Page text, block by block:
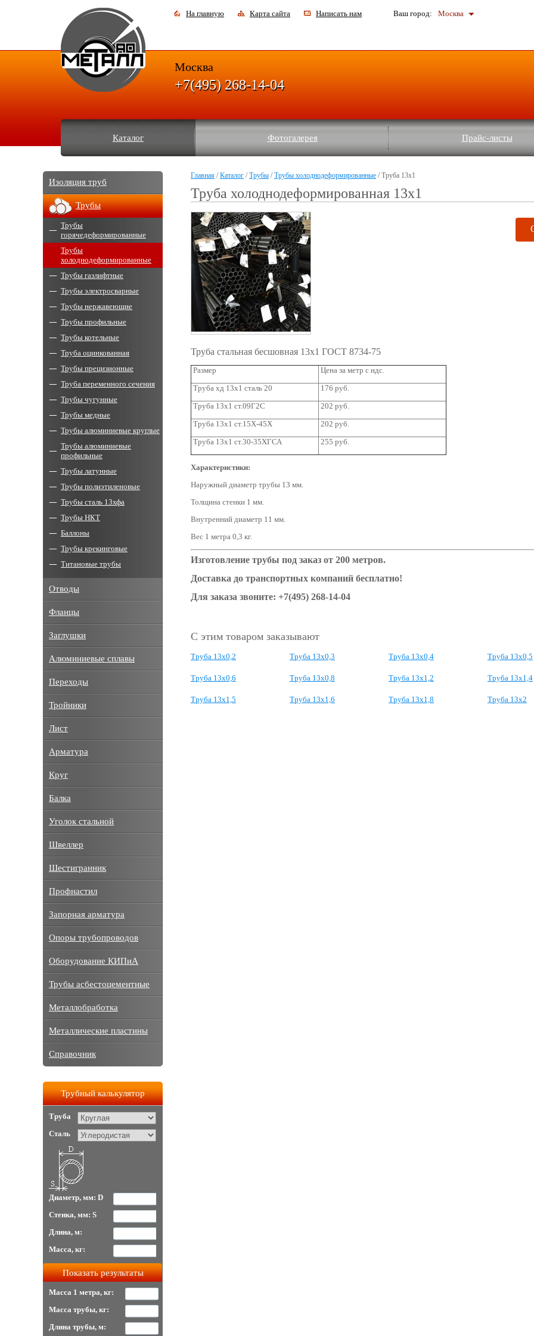
На главную Карта сайта Написать нам Ваш город: Москва
Каталог Фотогалерея Прайс-листы
Москва
+7(495) 268-14-04
Главная /Каталог /Трубы /Трубы холоднодеформированные / Труба 13х1
Труба холоднодеформированная 13х1
Труба стальная бесшовная 13х1 ГОСТ 8734-75
Размер
Цена за метр с ндс.
Труба хд 13х1 сталь 20
176 руб.
Труба 13х1 ст.09Г2С
202 руб.
Труба 13х1 ст.15Х-45Х
202 руб.
Труба 13х1 ст.30-35ХГСА
255 руб.
Характеристики:
Наружный диаметр трубы 13 мм.
Толщина стенки 1 мм.
Внутренний диаметр 11 мм.
Вес 1 метра 0,3 кг.
Изготовление трубы под заказ от 200 метров.
Доставка до транспортных компаний бесплатно!
Для заказа звоните: +7(495) 268-14-04
С этим товаром заказывают
Труба 13х0,2 Труба 13х0,3 Труба 13х0,4 Труба 13х0,5
Труба 13х0,6 Труба 13х0,8 Труба 13х1,2 Труба 13х1,4
Труба 13х1,5 Труба 13х1,6 Труба 13х1,8 Труба 13х2
Изоляция труб
Трубы
Трубы
горячедеформированные
Трубы
холоднодеформированные
Трубы газлифтные
Трубы электросварные
Трубы нержавеющие
Трубы профильные
Трубы котельные
Труба оцинкованная
Трубы прецизионные
Труба переменного сечения
Трубы чугунные
Трубы медные
Трубы алюминиевые круглые
Трубы алюминиевые
профильные
Трубы латунные
Трубы полиэтиленовые
Трубы сталь 13хфа
Трубы НКТ
Баллоны
Трубы крекинговые
Титановые трубы
Отводы
Фланцы
Заглушки
Алюминиевые сплавы
Переходы
Тройники
Лист
Арматура
Круг
Балка
Уголок стальной
Швеллер
Шестигранник
Профнастил
Запорная арматура
Опоры трубопроводов
Оборудование КИПиА
Трубы асбестоцементные
Металлобработка
Металлические пластины
Справочник
Трубный калькулятор
Труба
Сталь
Диаметр, мм: D
Стенка, мм: S
Длина, м:
Масса, кг:
Масса 1 метра, кг:
Масса трубы, кг:
Длина трубы, м: